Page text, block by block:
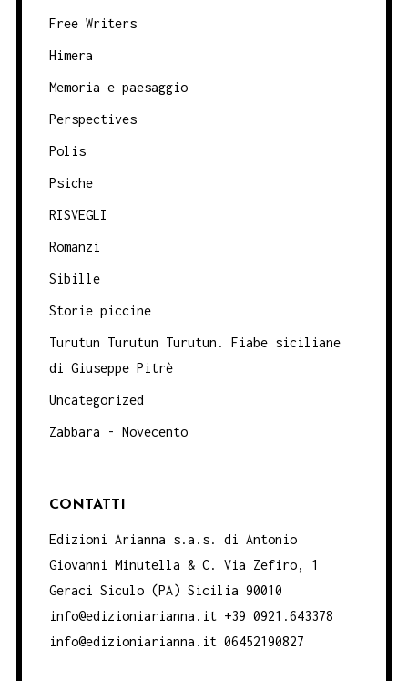
Free Writers
Himera
Memoria e paesaggio
Perspectives
Polis
Psiche
RISVEGLI
Romanzi
Sibille
Storie piccine
Turutun Turutun Turutun. Fiabe siciliane
di Giuseppe Pitrè
Uncategorized
Zabbara - Novecento
CONTATTI
Edizioni Arianna s.a.s. di Antonio
Giovanni Minutella & C. Via Zefiro, 1
Geraci Siculo (PA) Sicilia 90010
info@edizioniarianna.it +39 0921.643378
info@edizioniarianna.it 06452190827